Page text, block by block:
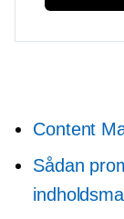
Content
Sådan